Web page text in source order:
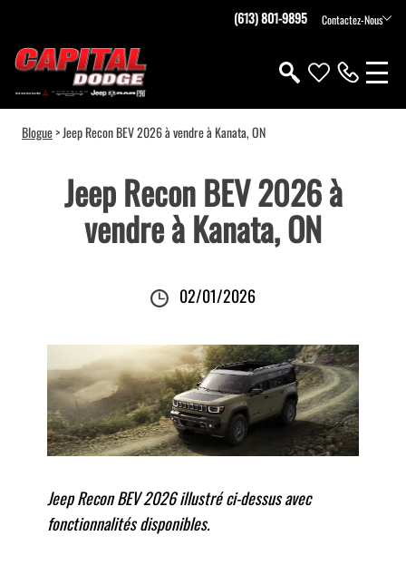
(613) 801-9895 Contactez-Nous
Blogue> Jeep Recon BEV 2026 à vendre à Kanata, ON
Jeep Recon BEV 2026 à
vendre à Kanata, ON
02/01/2026
Jeep Recon BEV 2026 illustré ci-dessus avec
fonctionnalités disponibles.